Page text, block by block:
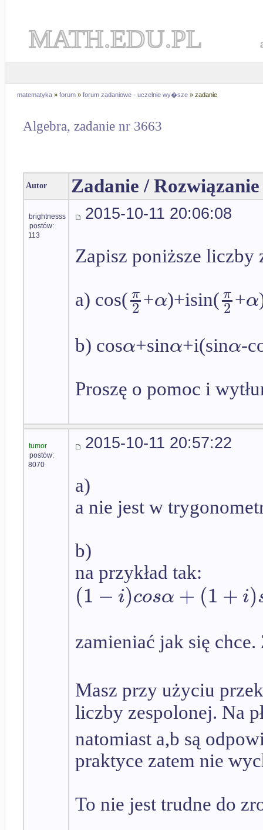
MATH.EDU.PL
matematyka » forum » forum zadaniowe - uczelnie wy�sze » zadanie
Algebra, zadanie nr 3663
Autor Zadanie / Rozwiązanie
brightnesss
postów:
113
2015-10-11 20:06:08
Zapisz poniższe liczby
a) cos( π
2 +α)+isin( π
2 +α
b) cosα+sinα+i(sinα-
Proszę o pomoc i
tumor
postów:
8070
2015-10-11 20:57:22
a)
a nie jest w
b)
na przykład tak:
(1 − i)cosα + (1 + i)
zamieniać jak się
Masz przy użyciu
liczby zespolonej. Na
natomiast a,b są
praktyce zatem nie
To nie jest trudne do